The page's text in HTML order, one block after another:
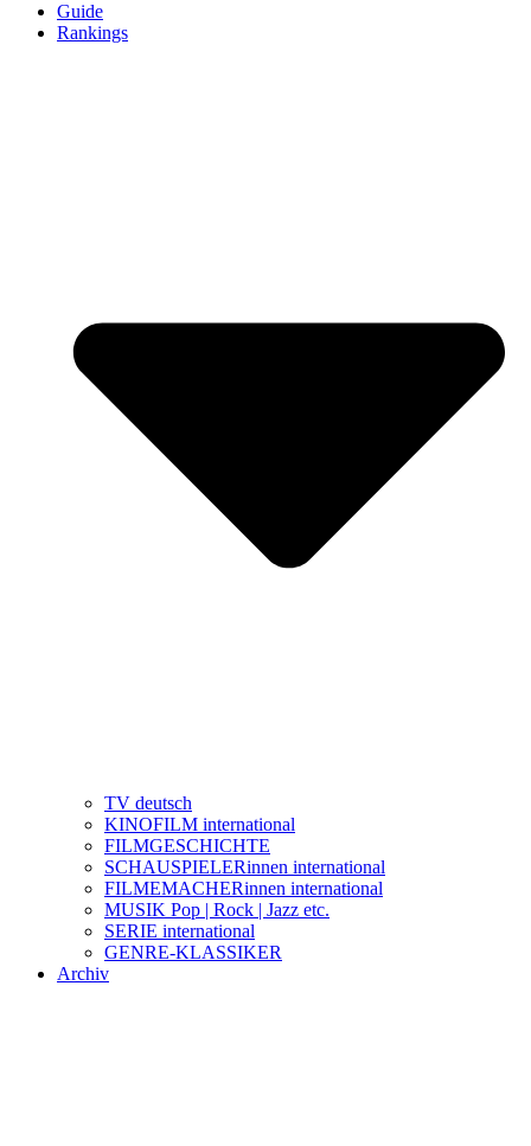
Guide
Rankings
TV deutsch
KINOFILM international
FILMGESCHICHTE
SCHAUSPIELERinnen international
FILMEMACHERinnen international
MUSIK Pop | Rock | Jazz etc.
SERIE international
GENRE-KLASSIKER
Archiv